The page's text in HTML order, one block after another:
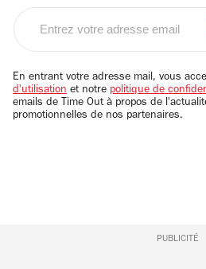
email
En entrant votre adresse mail, vous
d'utilisation et notre politique de
emails de Time Out à propos de
promotionnelles de nos partenaires.
PUBLICITÉ